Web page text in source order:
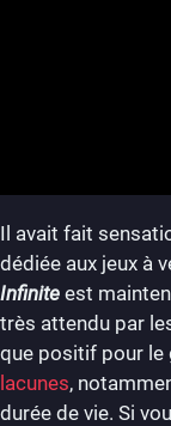
Il avait fait
dédiée aux jeux à
Infinite est
très attendu par
que positif pour le
lacunes,
durée de vie. Si